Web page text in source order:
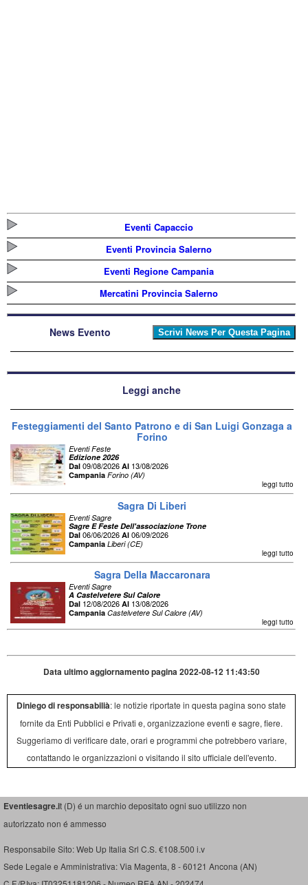
Eventi Capaccio
Eventi Provincia Salerno
Eventi Regione Campania
Mercatini Provincia Salerno
News Evento
Leggi anche
Festeggiamenti del Santo Patrono e di San Luigi Gonzaga a
Forino
Eventi Feste
Edizione 2026
Dal 09/08/2026 Al 13/08/2026
Campania Forino (AV)
leggi tutto
Sagra Di Liberi
Eventi Sagre
Sagre E Feste Dell'associazione Trone
Dal 06/06/2026 Al 06/09/2026
Campania Liberi (CE)
leggi tutto
Sagra Della Maccaronara
Eventi Sagre
A Castelvetere Sul Calore
Dal 12/08/2026 Al 13/08/2026
Campania Castelvetere Sul Calore (AV)
leggi tutto
Data ultimo aggiornamento pagina 2022-08-12 11:43:50
Diniego di responsabilià: le notizie riportate in questa pagina sono state
fornite da Enti Pubblici e Privati e, organizzazione eventi e sagre, fiere.
Suggeriamo di verificare date, orari e programmi che potrebbero variare,
contattando le organizzazioni o visitando il sito ufficiale dell'evento.
Eventiesagre.it (D) é un marchio depositato ogni suo utilizzo non
autorizzato non é ammesso
Responsabile Sito: Web Up Italia Srl C.S. €108.500 i.v
Sede Legale e Amministrativa: Via Magenta, 8 - 60121 Ancona (AN)